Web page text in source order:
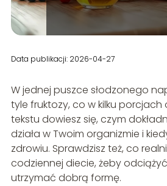
Data publikacji: 2026-04-27
W jednej puszce słodzonego
tyle fruktozy, co w kilku
tekstu dowiesz się, czym
działa w Twoim organizmie i
zdrowiu. Sprawdzisz też, co
codziennej diecie, żeby odciążyć
utrzymać dobrą formę.